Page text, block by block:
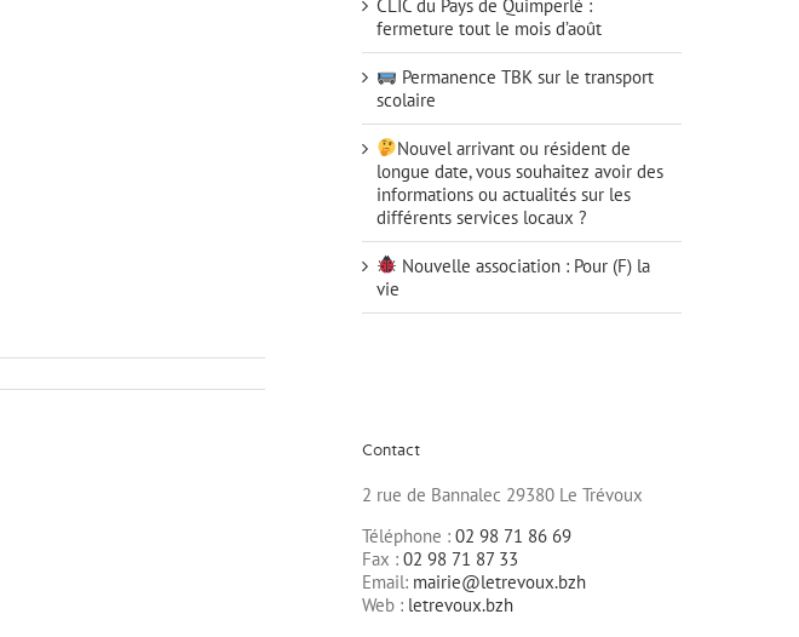
CLIC du Pays de Quimperlé :
fermeture tout le mois d’août
Permanence TBK sur le transport
scolaire
Nouvel arrivant ou résident de
longue date, vous souhaitez avoir des
informations ou actualités sur les
différents services locaux ?
Nouvelle association : Pour (F) la
vie
Contact
2 rue de Bannalec 29380 Le Trévoux
Téléphone : 02 98 71 86 69
Fax : 02 98 71 87 33
Email: mairie@letrevoux.bzh
Web : letrevoux.bzh